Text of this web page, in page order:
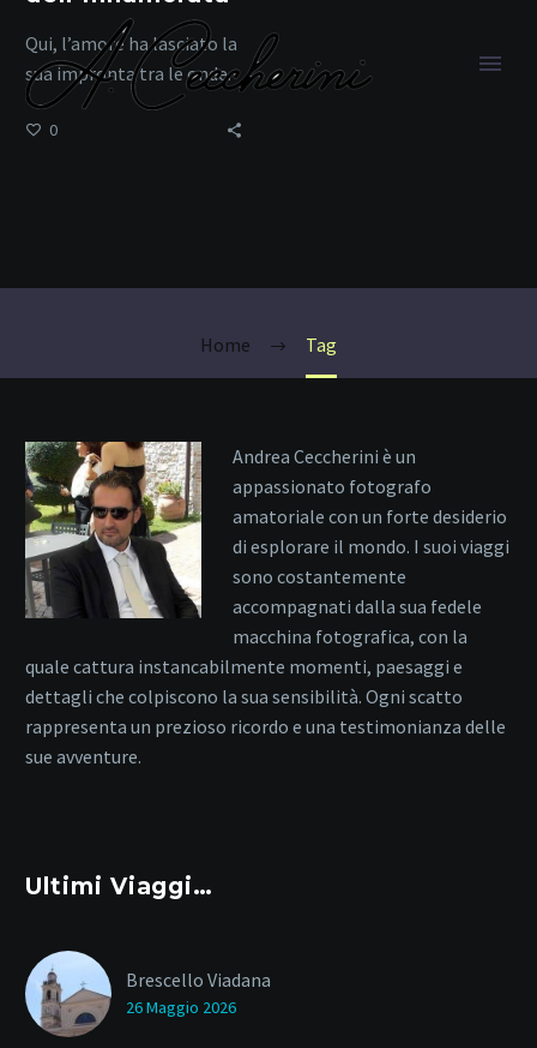
Home Tag
Qui, l’amore ha lasciato la
sua impronta tra le onde.
0
Andrea Ceccherini è un
appassionato fotografo
amatoriale con un forte desiderio
di esplorare il mondo. I suoi viaggi
sono costantemente
accompagnati dalla sua fedele
macchina fotografica, con la
quale cattura instancabilmente momenti, paesaggi e
dettagli che colpiscono la sua sensibilità. Ogni scatto
rappresenta un prezioso ricordo e una testimonianza delle
sue avventure.
Ultimi Viaggi…
Brescello Viadana
26 Maggio 2026